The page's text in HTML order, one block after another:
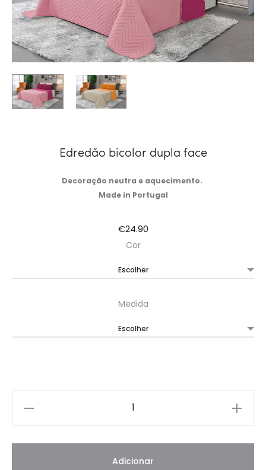
Edredão bicolor dupla face
Decoração neutra e aquecimento.
Made in Portugal
€24.90
Cor
Medida
Adicionar